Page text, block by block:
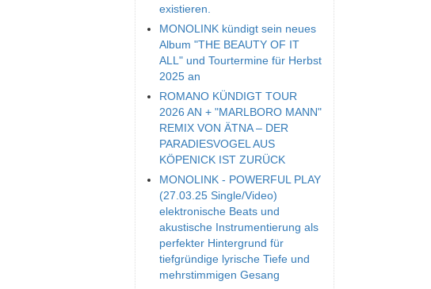
existieren.
MONOLINK kündigt sein neues
Album "THE BEAUTY OF IT
ALL" und Tourtermine für Herbst
2025 an
ROMANO KÜNDIGT TOUR
2026 AN + "MARLBORO MANN"
REMIX VON ÄTNA – DER
PARADIESVOGEL AUS
KÖPENICK IST ZURÜCK
MONOLINK - POWERFUL PLAY
(27.03.25 Single/Video)
elektronische Beats und
akustische Instrumentierung als
perfekter Hintergrund für
tiefgründige lyrische Tiefe und
mehrstimmigen Gesang